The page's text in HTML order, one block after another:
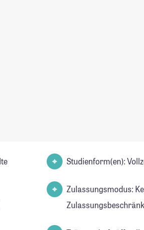
Studienform(en):
Zulassungsmodus: